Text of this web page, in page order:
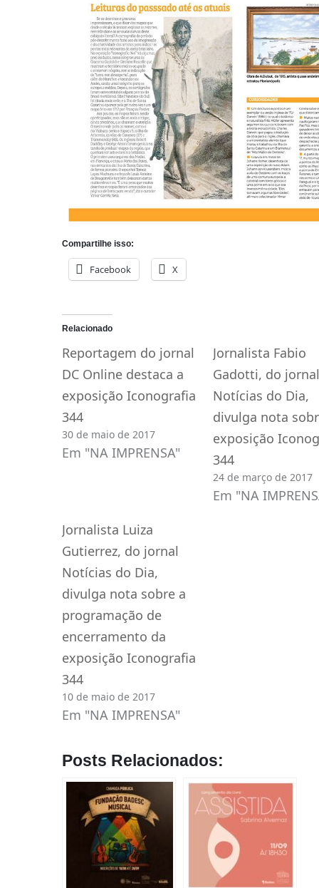
Compartilhe isso:
Facebook X
Relacionado
Reportagem do jornal
DC Online destaca a
exposição Iconografia
344
30 de maio de 2017
Em "NA IMPRENSA"
Jornalista Fabio
Gadotti, do jornal
Notícias do Dia,
divulga nota
exposição
344
24 de março de 2017
Em "NA
Jornalista Luiza
Gutierrez, do jornal
Notícias do Dia,
divulga nota sobre a
programação de
encerramento da
exposição Iconografia
344
10 de maio de 2017
Em "NA IMPRENSA"
Posts Relacionados: